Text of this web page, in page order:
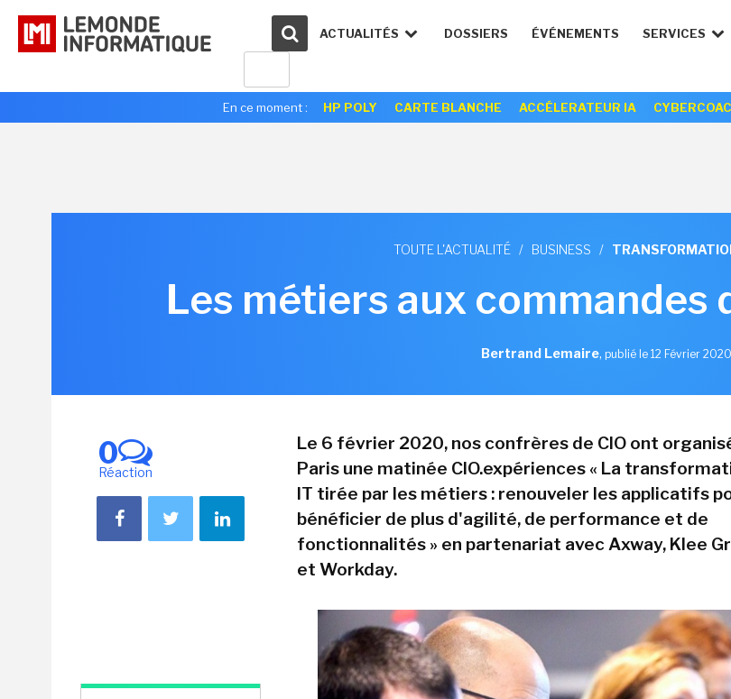
ACTUALITÉS DOSSIERS ÉVÉNEMENTS SERVICES
En ce moment : HP POLY CARTE BLANCHE ACCÉLERATEUR IA
TOUTE L'ACTUALITÉ / BUSINESS /
Les métiers aux commandes
Bertrand Lemaire, publié le 12 Février 2020
0
Réaction
Le 6 février 2020, nos confrères de CIO ont
Paris une matinée CIO.expériences « La
IT tirée par les métiers : renouveler les applicatifs
bénéficier de plus d'agilité, de performance et de
fonctionnalités » en partenariat avec Axway, Klee
et Workday.